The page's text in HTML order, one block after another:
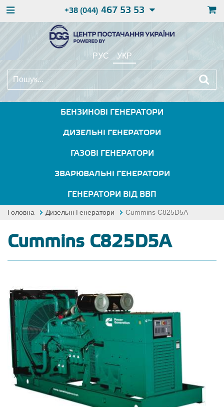
+38 (044) 467 53 53
РУС УКР
БЕНЗИНОВІ ГЕНЕРАТОРИ
ДИЗЕЛЬНІ ГЕНЕРАТОРИ
ГАЗОВІ ГЕНЕРАТОРИ
ЗВАРЮВАЛЬНІ ГЕНЕРАТОРИ
ГЕНЕРАТОРИ ВІД ВВП
Головна Дизельні Генератори Cummins C825D5A
Cummins C825D5A